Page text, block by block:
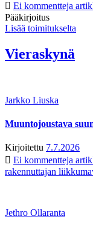
Ei kommentteja
Pääkirjoitus
Lisää toimitukselta
Vieraskynä
Jarkko Liuska
Muuntojoustava
Kirjoitettu 7.7.2026
Ei kommentteja
rakennuttajan
Jethro Ollaranta